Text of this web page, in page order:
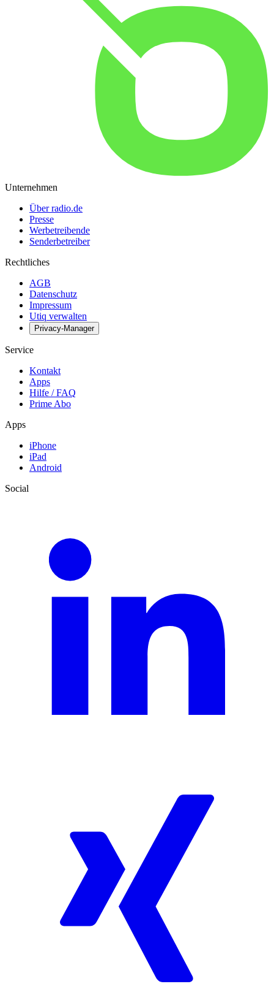
Unternehmen
Über radio.de
Presse
Werbetreibende
Senderbetreiber
Rechtliches
AGB
Datenschutz
Impressum
Utiq verwalten
Privacy-Manager
Service
Kontakt
Apps
Hilfe / FAQ
Prime Abo
Apps
iPhone
iPad
Android
Social